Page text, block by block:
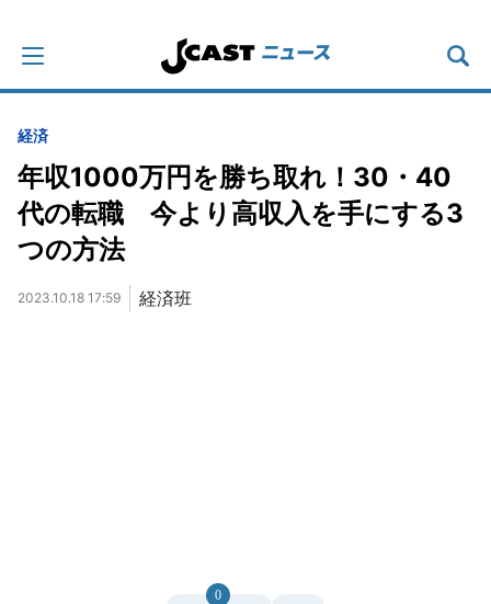
経済
年収1000万円を勝ち取れ！30・40
代の転職 今より高収入を手にする3
つの方法
2023.10.18 17:59 経済班
0